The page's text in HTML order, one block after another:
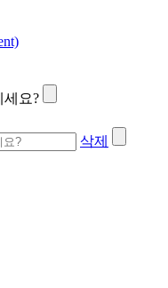
세요?
삭제